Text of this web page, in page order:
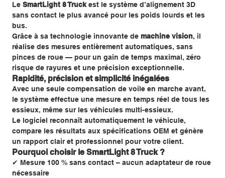
Le SmartLight 8 Truckest le système d’alignement 3D
sans contact le plus avancé pour les poids lourds et les
bus.
Grâce à sa technologie innovante de machine vision, il
réalise des mesures entièrement automatiques, sans
pinces de roue — pour un gain de temps maximal, zéro
risque de rayures et une précision exceptionnelle.
Rapidité, précision et simplicité inégalées
Avec une seule compensation de voile en marche avant,
le système effectue une mesure en temps réel de tous les
essieux, même sur les véhicules multi-essieux.
Le logiciel reconnaît automatiquement le véhicule,
compare les résultats aux spécifications OEM et génère
un rapport clair et professionnel pour votre client.
Pourquoi choisir le SmartLight 8 Truck ?
✔ Mesure 100 % sans contact – aucun adaptateur de roue
nécessaire